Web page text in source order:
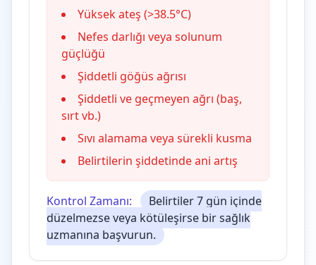
Yüksek ateş (>38.5°C)
Nefes darlığı veya solunum
güçlüğü
Şiddetli göğüs ağrısı
Şiddetli ve geçmeyen ağrı (baş,
sırt vb.)
Sıvı alamama veya sürekli kusma
Belirtilerin şiddetinde ani artış
Kontrol Zamanı:
Belirtiler 7 gün içinde
düzelmezse veya kötüleşirse bir sağlık
uzmanına başvurun.